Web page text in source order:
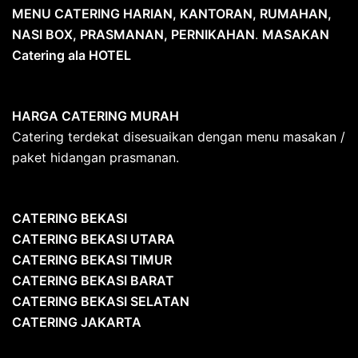
MENU CATERING HARIAN, KANTORAN, RUMAHAN,
NASI BOX, PRASMANAN, PERNIKAHAN. MASAKAN
Catering ala HOTEL
HARGA CATERING MURAH
Catering terdekat disesuaikan dengan menu masakan /
paket hidangan prasmanan.
CATERING BEKASI
CATERING BEKASI UTARA
CATERING BEKASI TIMUR
CATERING BEKASI BARAT
CATERING BEKASI SELATAN
CATERING JAKARTA